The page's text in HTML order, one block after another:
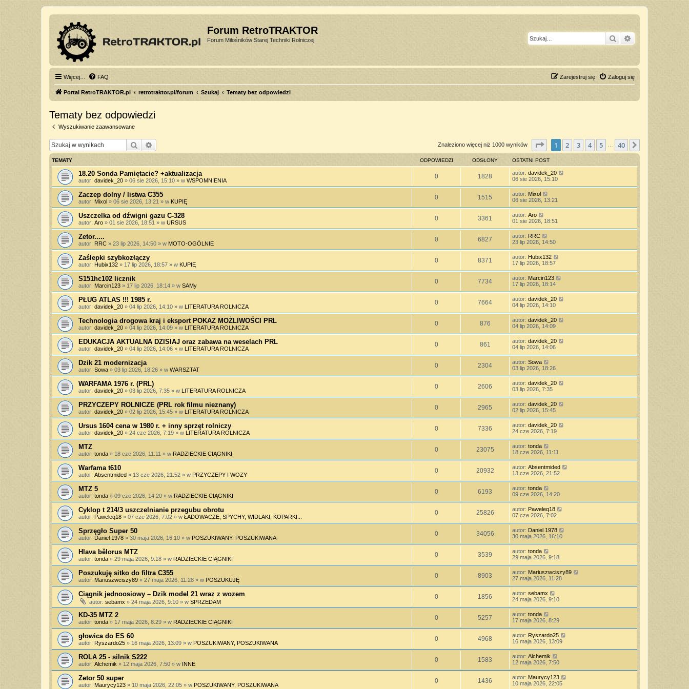
Forum RetroTRAKTOR
Forum Miłośników Starej Techniki Rolniczej Szukaj
Więcej… FAQ Zaloguj się
Zarejestruj się
Portal RetroTRAKTOR.pl retrotraktor.pl/forum Szukaj Tematy bez odpowiedzi
Tematy bez odpowiedzi
Wyszukiwanie zaawansowane
Szukaj Znaleziono więcej niż 1000 wyników Strona1 40
1 2 3 4 5 40
TEMATY ODPOWIEDZI ODSŁONY OSTATNI POST
18.20 Sonda Pamiętacie? +aktualizacja
autor: davidek_20 » 06 sie 2026, 15:10 » w WSPOMNIENIA
0 1828 autor: davidek_20
06 sie 2026, 15:10
Zaczep dolny / listwa C355
autor: Mixol » 06 sie 2026, 13:21 » w KUPIĘ
0 1515 autor: Mixol
06 sie 2026, 13:21
Uszczelka od dźwigni gazu C-328
autor: Aro » 01 sie 2026, 18:51 » w URSUS
0 3361 autor: Aro
01 sie 2026, 18:51
Zetor.....
autor: RRC » 23 lip 2026, 14:50 » w MOTO-OGÓLNIE
0 6827 autor: RRC
23 lip 2026, 14:50
Zaślepki szybkozłączy
autor: Hubix132 » 17 lip 2026, 18:57 » w KUPIĘ
0 8371 autor: Hubix132
17 lip 2026, 18:57
S151hc102 licznik
autor: Marcin123 » 17 lip 2026, 18:14 » w SAMy
0 7734 autor: Marcin123
17 lip 2026, 18:14
PŁUG ATLAS !!! 1985 r.
autor: davidek_20 » 04 lip 2026, 14:10 » w LITERATURA ROLNICZA
0 7664 autor: davidek_20
04 lip 2026, 14:10
Technologia drogowa kraj i eksport POKAZ MOŻLIWOŚCI PRL
autor: davidek_20 » 04 lip 2026, 14:09 » w LITERATURA ROLNICZA
0 876 autor: davidek_20
04 lip 2026, 14:09
EDUKACJA AKTUALNA DZISIAJ oraz zabawa na weselach PRL
autor: davidek_20 » 04 lip 2026, 14:06 » w LITERATURA ROLNICZA
0 861 autor: davidek_20
04 lip 2026, 14:06
Dzik 21 modernizacja
autor: Sowa » 03 lip 2026, 18:26 » w WARSZTAT
0 2304 autor: Sowa
03 lip 2026, 18:26
WARFAMA 1976 r. (PRL)
autor: davidek_20 » 03 lip 2026, 7:35 » w LITERATURA ROLNICZA
0 2606 autor: davidek_20
03 lip 2026, 7:35
PRZYCZEPY ROLNICZE (PRL rok filmu nieznany)
autor: davidek_20 » 02 lip 2026, 15:45 » w LITERATURA ROLNICZA
0 2965 autor: davidek_20
02 lip 2026, 15:45
Ursus 1604 cena w 1980 r. + inny sprzęt rolniczy
autor: davidek_20 » 24 cze 2026, 7:19 » w LITERATURA ROLNICZA
0 7336 autor: davidek_20
24 cze 2026, 7:19
MTZ
autor: tonda » 18 cze 2026, 11:11 » w RADZIECKIE CIĄGNIKI
0 23075 autor: tonda
18 cze 2026, 11:11
Warfama t610
autor: Absentmided » 13 cze 2026, 21:52 » w PRZYCZEPY I WOZY
0 20932 autor: Absentmided
13 cze 2026, 21:52
MTZ 5
autor: tonda » 09 cze 2026, 14:20 » w RADZIECKIE CIĄGNIKI
0 6193 autor: tonda
09 cze 2026, 14:20
Cyklop t 214/3 uszczelnianie przegubu obrotu
autor: Paweleq18 » 07 cze 2026, 7:02 » w ŁADOWACZE, SPYCHY, WIDLAKI, KOPARKI...
0 25826 autor: Paweleq18
07 cze 2026, 7:02
Sprzęgło Super 50
autor: Daniel 1978 » 30 maja 2026, 16:10 » w POSZUKIWANY, POSZUKIWANA
0 34056 autor: Daniel 1978
30 maja 2026, 16:10
Hlava bělorus MTZ
autor: tonda » 29 maja 2026, 9:18 » w RADZIECKIE CIĄGNIKI
0 3539 autor: tonda
29 maja 2026, 9:18
Poszukuję sitko do filtra C355
autor: Mariuszwciszy89 » 27 maja 2026, 11:28 » w POSZUKUJĘ
0 8903 autor: Mariuszwciszy89
27 maja 2026, 11:28
Ciągnik jednoosiowy – Dzik model 21 wraz z wozem
autor: sebamx » 24 maja 2026, 9:10 » w SPRZEDAM
0 1856 autor: sebamx
24 maja 2026, 9:10
KD-35 MTZ 2
autor: tonda » 17 maja 2026, 8:29 » w RADZIECKIE CIĄGNIKI
0 5257 autor: tonda
17 maja 2026, 8:29
głowica do ES 60
autor: Ryszardo25 » 16 maja 2026, 13:09 » w POSZUKIWANY, POSZUKIWANA
0 4968 autor: Ryszardo25
16 maja 2026, 13:09
ROLA 25 - silnik S222
autor: Alchemik » 12 maja 2026, 7:50 » w INNE
0 1583 autor: Alchemik
12 maja 2026, 7:50
Zetor 50 super
autor: Maurycy123 » 10 maja 2026, 22:05 » w POSZUKIWANY, POSZUKIWANA
0 1436 autor: Maurycy123
10 maja 2026, 22:05